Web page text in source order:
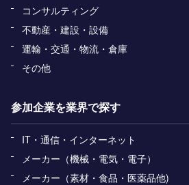
コンサルティング
不動産・建設・設備
運輸・交通・物流・倉庫
その他
参加企業を業界で探す
IT・通信・インターネット
メーカー（機械・電気・電子）
メーカー（素材・食品・医薬品他)